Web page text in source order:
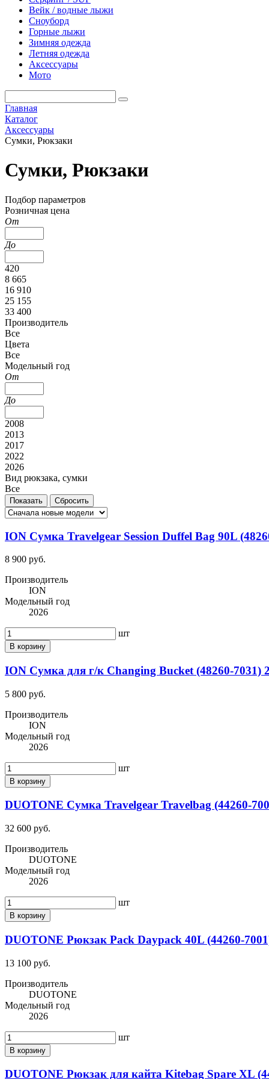
Вейк / водные лыжи
Сноуборд
Горные лыжи
Зимняя одежда
Летняя одежда
Аксессуары
Мото
Главная
Каталог
Аксессуары
Сумки, Рюкзаки
Сумки, Рюкзаки
Подбор параметров
Розничная цена
От
До
420
8 665
16 910
25 155
33 400
Производитель
Все
Цвета
Все
Модельный год
От
До
2008
2013
2017
2022
2026
Вид рюкзака, сумки
Все
ION Сумка Travelgear Session Duffel Bag 90L
8 900 руб.
Производитель
ION
Модельный год
2026
шт
В корзину
ION Сумка для г/к Changing Bucket (48260-7031)
5 800 руб.
Производитель
ION
Модельный год
2026
шт
В корзину
DUOTONE Сумка Travelgear Travelbag (44260-
32 600 руб.
Производитель
DUOTONE
Модельный год
2026
шт
В корзину
DUOTONE Рюкзак Pack Daypack 40L (44260-
13 100 руб.
Производитель
DUOTONE
Модельный год
2026
шт
В корзину
DUOTONE Рюкзак для кайта Kitebag Spare XL